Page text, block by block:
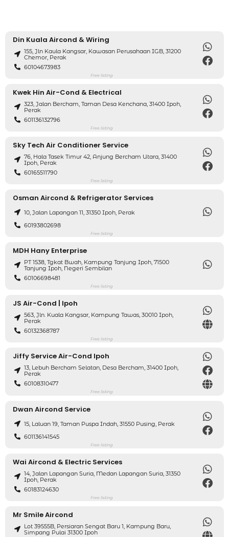
Din Kuala Aircond & Wiring
155, Jln Kaula Kangsar, Kawasan Perusahaan IGB, 31200
Chemor, Perak
60104673983
Free listing
Kwek Hin Air-Cond & Electrical
323, Jalan Bercham, Taman Desa Kenchana, 31400 Ipoh,
Perak
601136132796
Free listing
Sky Tech Air Conditioner Service
76, Hala Tasek Timur 42, Anjung Bercham Utara, 31400
Ipoh, Perak
60165511790
Free listing
Osman Aircond & Refrigerator Services
10, Jalan Lapangan 11, 31350 Ipoh, Perak
60193802698
Free listing
MDH Hany Enterprise
PT 1538, Tgkat Bwah, Kampung Tanjung Ipoh, 71500
Tanjung Ipoh, Negeri Sembilan
60106698481
Free listing
JS Air-Cond | Ipoh
563, Jln. Kuala Kangsar, Kampung Tawas, 30010 Ipoh,
Perak
60132368787
Free listing
Jiffy Service Air-Cond Ipoh
13, Lebuh Bercham Selatan, Desa Bercham, 31400 Ipoh,
Perak
60108310477
Free listing
Dwan Aircond Service
15, Laluan 19, Taman Puspa Indah, 31550 Pusing, Perak
601136141545
Free listing
Wai Aircond & Electric Services
14, Jalan Lapangan Suria, Medan Lapangan Suria, 31350
Ipoh, Perak
60183124630
Free listing
Mr Smile Aircond
Lot 39555B, Persiaran Sengat Baru 1, Kampung Baru,
Simpang Pulai 31300 Ipoh